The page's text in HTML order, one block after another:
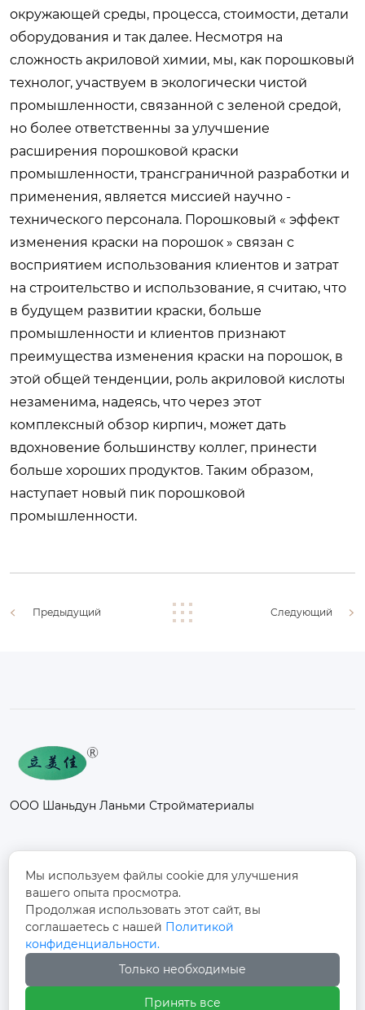
окружающей среды, процесса, стоимости, детали
оборудования и так далее. Несмотря на
сложность акриловой химии, мы, как порошковый
технолог, участвуем в экологически чистой
промышленности, связанной с зеленой средой,
но более ответственны за улучшение
расширения порошковой краски
промышленности, трансграничной разработки и
применения, является миссией научно -
технического персонала. Порошковый « эффект
изменения краски на порошок » связан с
восприятием использования клиентов и затрат
на строительство и использование, я считаю, что
в будущем развитии краски, больше
промышленности и клиентов признают
преимущества изменения краски на порошок, в
этой общей тенденции, роль акриловой кислоты
незаменима, надеясь, что через этот
комплексный обзор кирпич, может дать
вдохновение большинству коллег, принести
больше хороших продуктов. Таким образом,
наступает новый пик порошковой
промышленности.
Предыдущий Следующий
ООО Шаньдун Ланьми Стройматериалы

Промышленный парк Фанси, к северу от
дороги Дуншоу, улица Фанси, поселок
Фанси, город Юйчэн, город Дэчжоу,
провинция Шаньдун
+86-13012997728
Мы используем файлы cookie для улучшения
вашего опыта просмотра.
Продолжая использовать этот сайт, вы
соглашаетесь с нашей Политикой
конфиденциальности.
Только необходимые
Принять все